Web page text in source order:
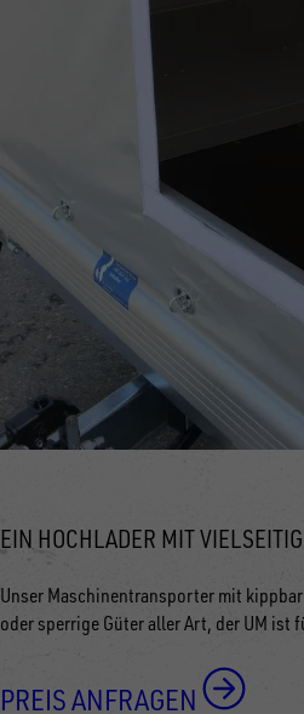
EIN HOCHLADER MIT
Unser Maschinentransporter mit
oder sperrige Güter aller Art, der UM ist
PREIS ANFRAGEN